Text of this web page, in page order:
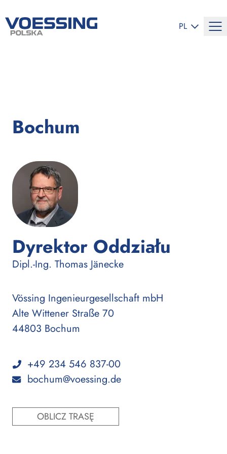
PL
Bochum
Dyrektor Oddziału
Dipl.-Ing. Thomas Jänecke
Vössing Ingenieurgesellschaft mbH
Alte Wittener Straße 70
44803 Bochum
+49 234 546 837-00
bochum@voessing.de
OBLICZ TRASĘ